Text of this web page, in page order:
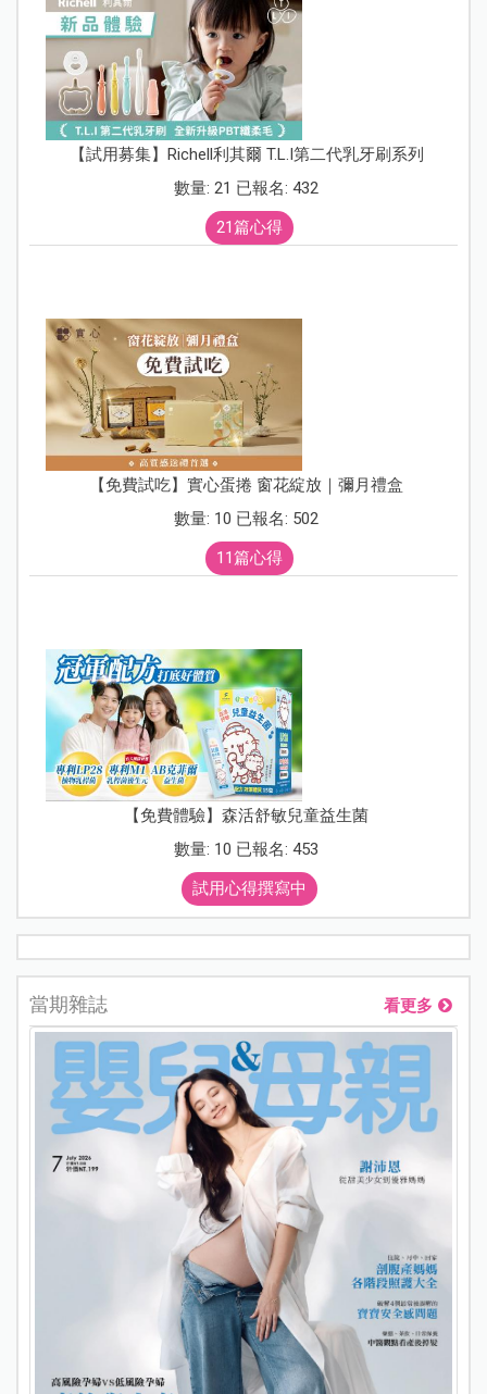
【試用募集】Richell利其爾 T.L.I第二代乳牙刷系列
數量: 21 已報名: 432
21篇心得
【免費試吃】實心蛋捲 窗花綻放｜彌月禮盒
數量: 10 已報名: 502
11篇心得
【免費體驗】森活舒敏兒童益生菌
數量: 10 已報名: 453
試用心得撰寫中
當期雜誌 看更多